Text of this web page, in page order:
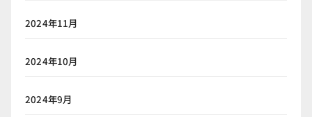
2024年11月
2024年10月
2024年9月